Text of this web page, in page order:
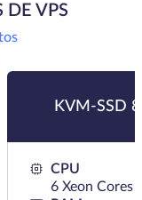
DE VPS
KVM-SSD
CPU
6 Xeon Cores